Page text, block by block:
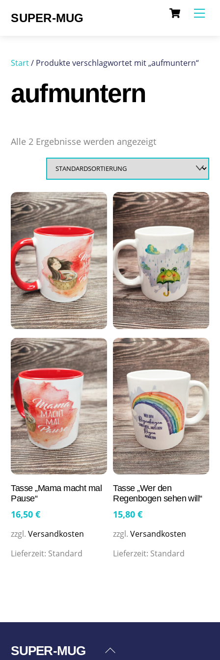
Cart
SUPER-MUG
Start/ Produkte verschlagwortet mit „aufmuntern“
aufmuntern
Alle 2 Ergebnisse werden angezeigt
Tasse „Mama macht mal
Pause“
16,50€
zzgl.Versandkosten
Lieferzeit: Standard
Tasse „Wer den
Regenbogen sehen will“
15,80€
zzgl.Versandkosten
Lieferzeit: Standard
Back
SUPER-MUG